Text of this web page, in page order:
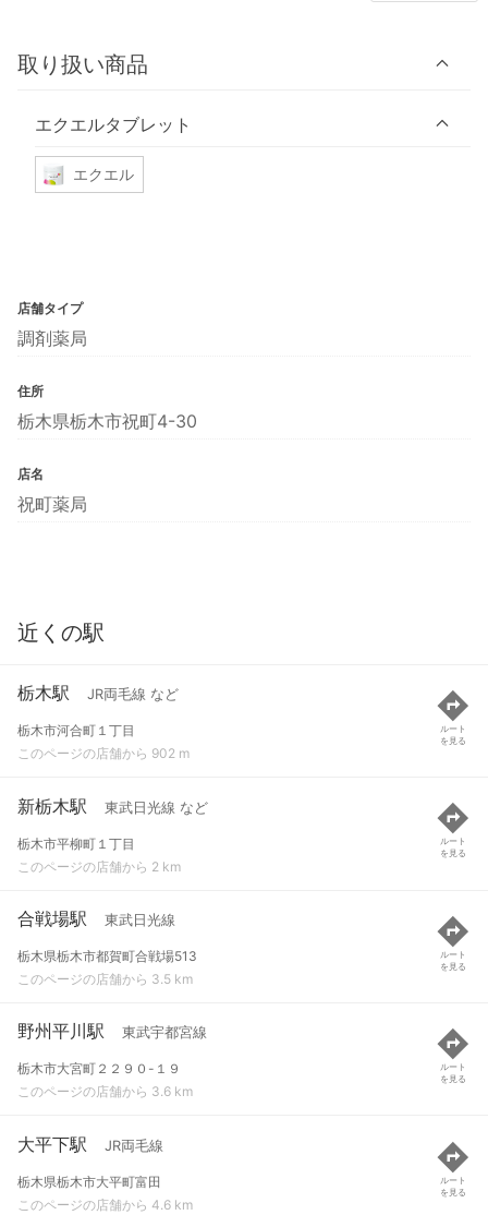
取り扱い商品
エクエルタブレット
エクエル
店舗タイプ
調剤薬局
住所
栃木県栃木市祝町4-30
店名
祝町薬局
近くの駅
栃木駅 JR両毛線 など
栃木市河合町１丁目
このページの店舗から 902 m
ルート
を見る
新栃木駅 東武日光線 など
栃木市平柳町１丁目
このページの店舗から 2 km
ルート
を見る
合戦場駅 東武日光線
栃木県栃木市都賀町合戦場513
このページの店舗から 3.5 km
ルート
を見る
野州平川駅 東武宇都宮線
栃木市大宮町２２９０-１９
このページの店舗から 3.6 km
ルート
を見る
大平下駅 JR両毛線
栃木県栃木市大平町富田
このページの店舗から 4.6 km
ルート
を見る